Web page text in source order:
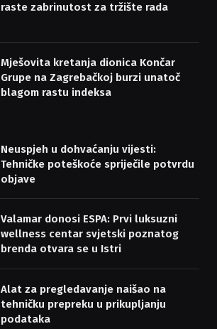
raste zabrinutost za tržište rada
Mješovita kretanja dionica Končar
Grupe na Zagrebačkoj burzi unatoč
blagom rastu indeksa
Neuspjeh u dohvaćanju vijesti:
Tehničke poteškoće spriječile potvrdu
objave
Valamar donosi ESPA: Prvi luksuzni
wellness centar svjetski poznatog
brenda otvara se u Istri
Alat za pregledavanje naišao na
tehničku prepreku u prikupljanju
podataka